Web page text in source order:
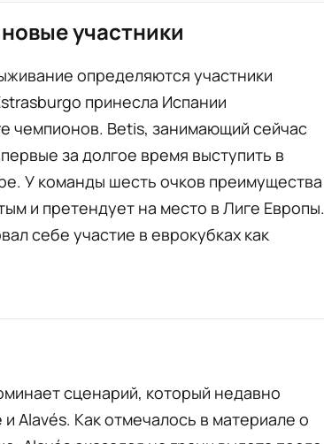
участники
определяются участники
принесла Испании
чемпионов. Betis, занимающий сейчас
за долгое время выступить в
У команды шесть очков преимущества
и претендует на место в Лиге Европы.
себе участие в еврокубках как
сценарий, который недавно
Alavés. Как отмечалось в материале о